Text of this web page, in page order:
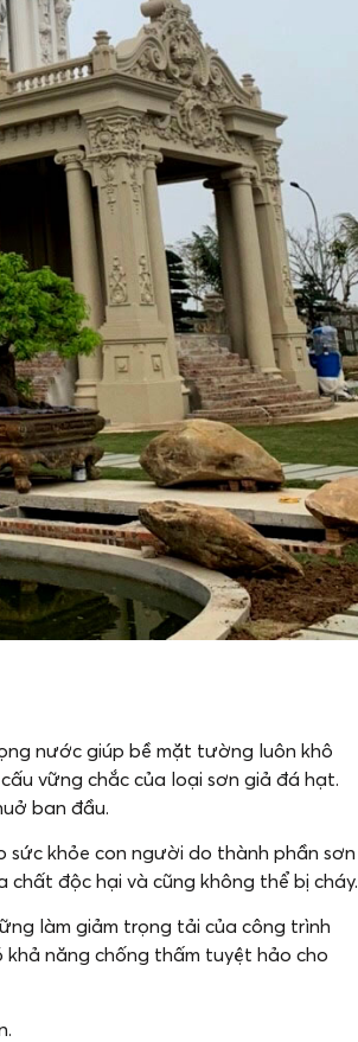
nước giúp bề mặt tường luôn khô
vững chắc của loại sơn giả đá hạt.
ban đầu.
sức khỏe con người do thành phần sơn
độc hại và cũng không thể bị cháy.
làm giảm trọng tải của công trình
năng chống thấm tuyệt hảo cho